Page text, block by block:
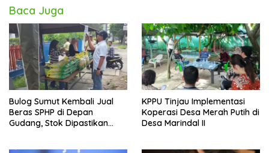
Baca Juga
Bulog Sumut Kembali Jual
Beras SPHP di Depan
Gudang, Stok Dipastikan
KPPU Tinjau Implementasi
Koperasi Desa Merah Putih di
Desa Marindal II